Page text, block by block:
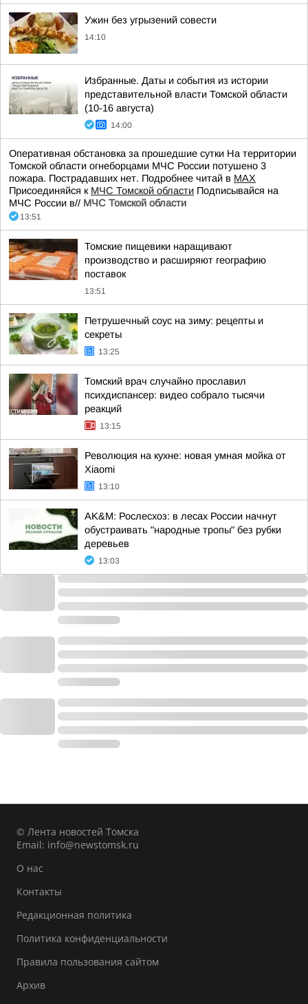
Ужин без угрызений совести
14:10
Избранные. Даты и события из истории
представительной власти Томской области
(10-16 августа)
14:00
Оперативная обстановка за прошедшие сутки На территории
Томской области огнеборцами МЧС России потушено 3
пожара. Пострадавших нет. Подробнее читай в МАХ
Присоединяйся к МЧС Томской области Подписывайся на
МЧС России в// МЧС Томской области
13:51
Томские пищевики наращивают
производство и расширяют географию
поставок
13:51
Петрушечный соус на зиму: рецепты и
секреты
13:25
Томский врач случайно прославил
психдиспансер: видео собрало тысячи
реакций
13:15
Революция на кухне: новая умная мойка от
Xiaomi
13:10
AK&M: Рослесхоз: в лесах России начнут
обустраивать "народные тропы" без рубки
деревьев
13:03
© Лента новостей Томска
Email: info@newstomsk.ru
О нас
Контакты
Редакционная политика
Политика конфиденциальности
Правила пользования сайтом
Архив